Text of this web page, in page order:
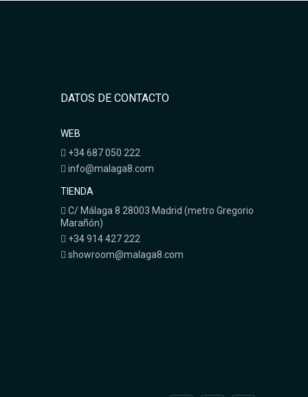
DATOS DE CONTACTO
WEB
+34 687 050 222
info@malaga8.com
TIENDA
C/ Málaga 8 28003 Madrid (metro Gregorio
Marañón)
+34 914 427 222
showroom@malaga8.com